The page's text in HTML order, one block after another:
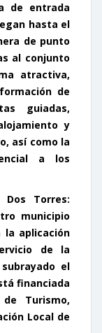
de entrada
hasta el
de punto
al conjunto
atractiva,
de
guiadas,
y
así como la
a los
Torres:
municipio
la aplicación
de la
el
financiada
Turismo,
Local de